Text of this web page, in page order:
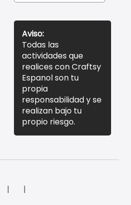
Aviso:
Todas las
actividades que
realices con Craftsy
Espanol son tu
propia
responsabilidad y se
realizan bajo tu
propio riesgo.